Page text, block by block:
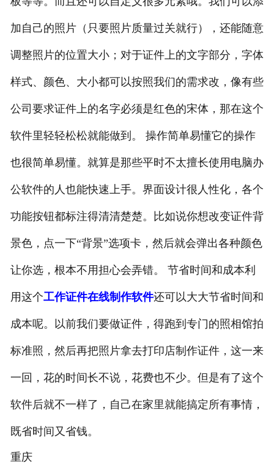
加自己的照片（只要照片质量过关就行），还能随意
调整照片的位置大小；对于证件上的文字部分，字体
样式、颜色、大小都可以按照我们的需求改，像有些
公司要求证件上的名字必须是红色的宋体，那在这个
软件里轻轻松松就能做到。 操作简单易懂它的操作
也很简单易懂。就算是那些平时不太擅长使用电脑办
公软件的人也能快速上手。界面设计很人性化，各个
功能按钮都标注得清清楚楚。比如说你想改变证件背
景色，点一下“背景”选项卡，然后就会弹出各种颜色
让你选，根本不用担心会弄错。 节省时间和成本利
用这个工作证件在线制作软件还可以大大节省时间和
成本呢。以前我们要做证件，得跑到专门的照相馆拍
标准照，然后再把照片拿去打印店制作证件，这一来
一回，花的时间长不说，花费也不少。但是有了这个
软件后就不一样了，自己在家里就能搞定所有事情，
既省时间又省钱。
重庆